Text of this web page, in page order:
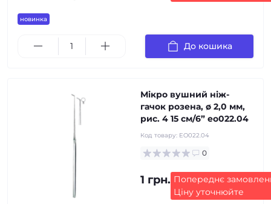
новинка
До кошика
Мікро вушний ніж-
гачок розена, ø 2,0 мм,
рис. 4 15 см/6” eo022.04
Код товару: EO022.04
0
1 грн. Попереднє
Ціну уточнюйте